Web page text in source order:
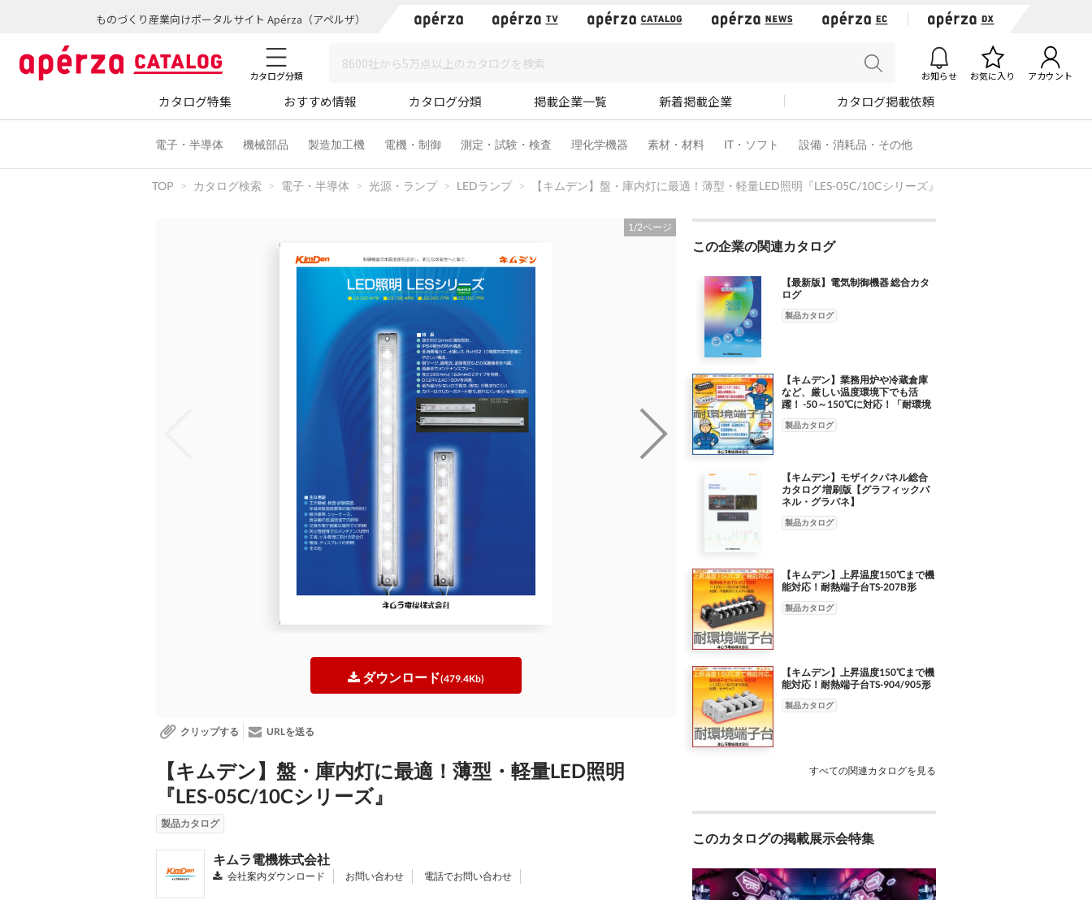
ものづくり産業向けポータルサイト Apérza（アペルザ）
カタログ分類 お知らせ お気に入り アカウント
カタログ特集 おすすめ情報 カタログ分類 掲載企業一覧 新着掲載企業 カタログ掲載依頼
電子・半導体 機械部品 製造加工機 電機・制御 測定・試験・検査 理化学機器 素材・材料 IT・ソフト 設備・消耗品・その他
TOP カタログ検索 電子・半導体 光源・ランプ LEDランプ 【キムデン】盤・庫内灯に最適！薄型・軽量LED照明『LES-05C/10Cシリーズ』
1/2ページ
ダウンロード(479.4Kb)
クリップする URLを送る
【キムデン】盤・庫内灯に最適！薄型・軽量LED照明
『LES-05C/10Cシリーズ』
製品カタログ
キムラ電機株式会社
会社案内ダウンロード お問い合わせ 電話でお問い合わせ
この企業の関連カタログ
【最新版】電気制御機器 総合カタ
ログ
製品カタログ
【キムデン】業務用炉や冷蔵倉庫
など、厳しい温度環境下でも活
躍！ -50～150℃に対応！「耐環境
端子台」【ヘビーデューティー】
製品カタログ
【キムデン】モザイクパネル総合
カタログ 増刷版【グラフィックパ
ネル・グラパネ】
製品カタログ
【キムデン】上昇温度150℃まで機
能対応！耐熱端子台TS-207B形
製品カタログ
【キムデン】上昇温度150℃まで機
能対応！耐熱端子台TS-904/905形
製品カタログ
すべての関連カタログを見る
このカタログの掲載展示会特集